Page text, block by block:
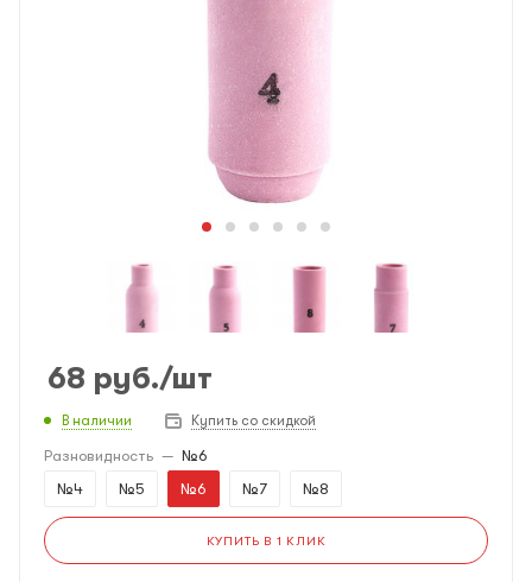
68 руб./шт
В наличии Купить со скидкой
Разновидность — №6
№4
№5 №6 №7 №8
КУПИТЬ В 1 КЛИК